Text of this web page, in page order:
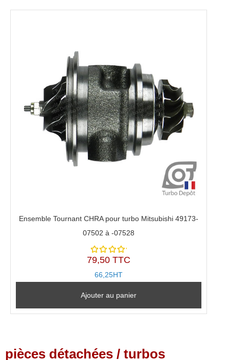
Ensemble Tournant CHRA pour turbo Mitsubishi 49173-
07502 à -07528
Note
5
79,50 TTC
66,25HT
Ajouter au panier
pièces détachées / turbos